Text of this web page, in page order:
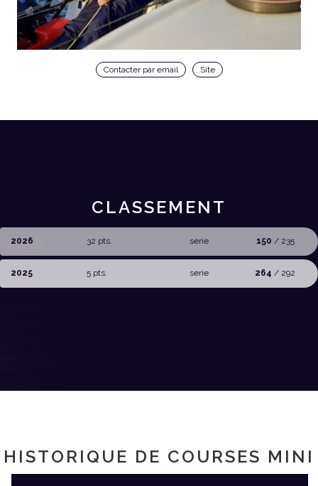
Contacter par email Site
CLASSEMENT
2026 32 pts. serie 150 / 235
2025 5 pts. serie 264 / 292
HISTORIQUE DE COURSES MINI